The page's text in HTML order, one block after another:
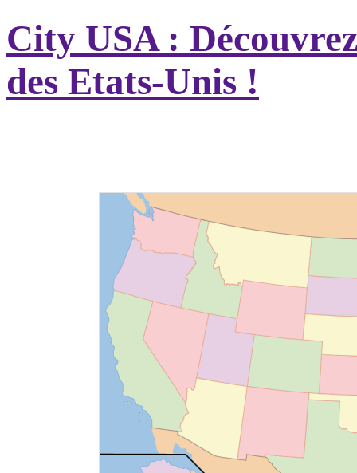
City USA :
des Etats-Unis !